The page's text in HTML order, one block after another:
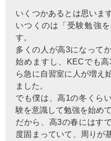
いくつかあるとは思いま
いつくのは「受験勉強
す。
多くの人が高3になって
始めますし、KECでも
ら急に自習室に人が増え
ました。
でも僕は、高1の冬くら
験を意識して勉強を始め
だから、高3の春にはす
度固まっていて、周りが